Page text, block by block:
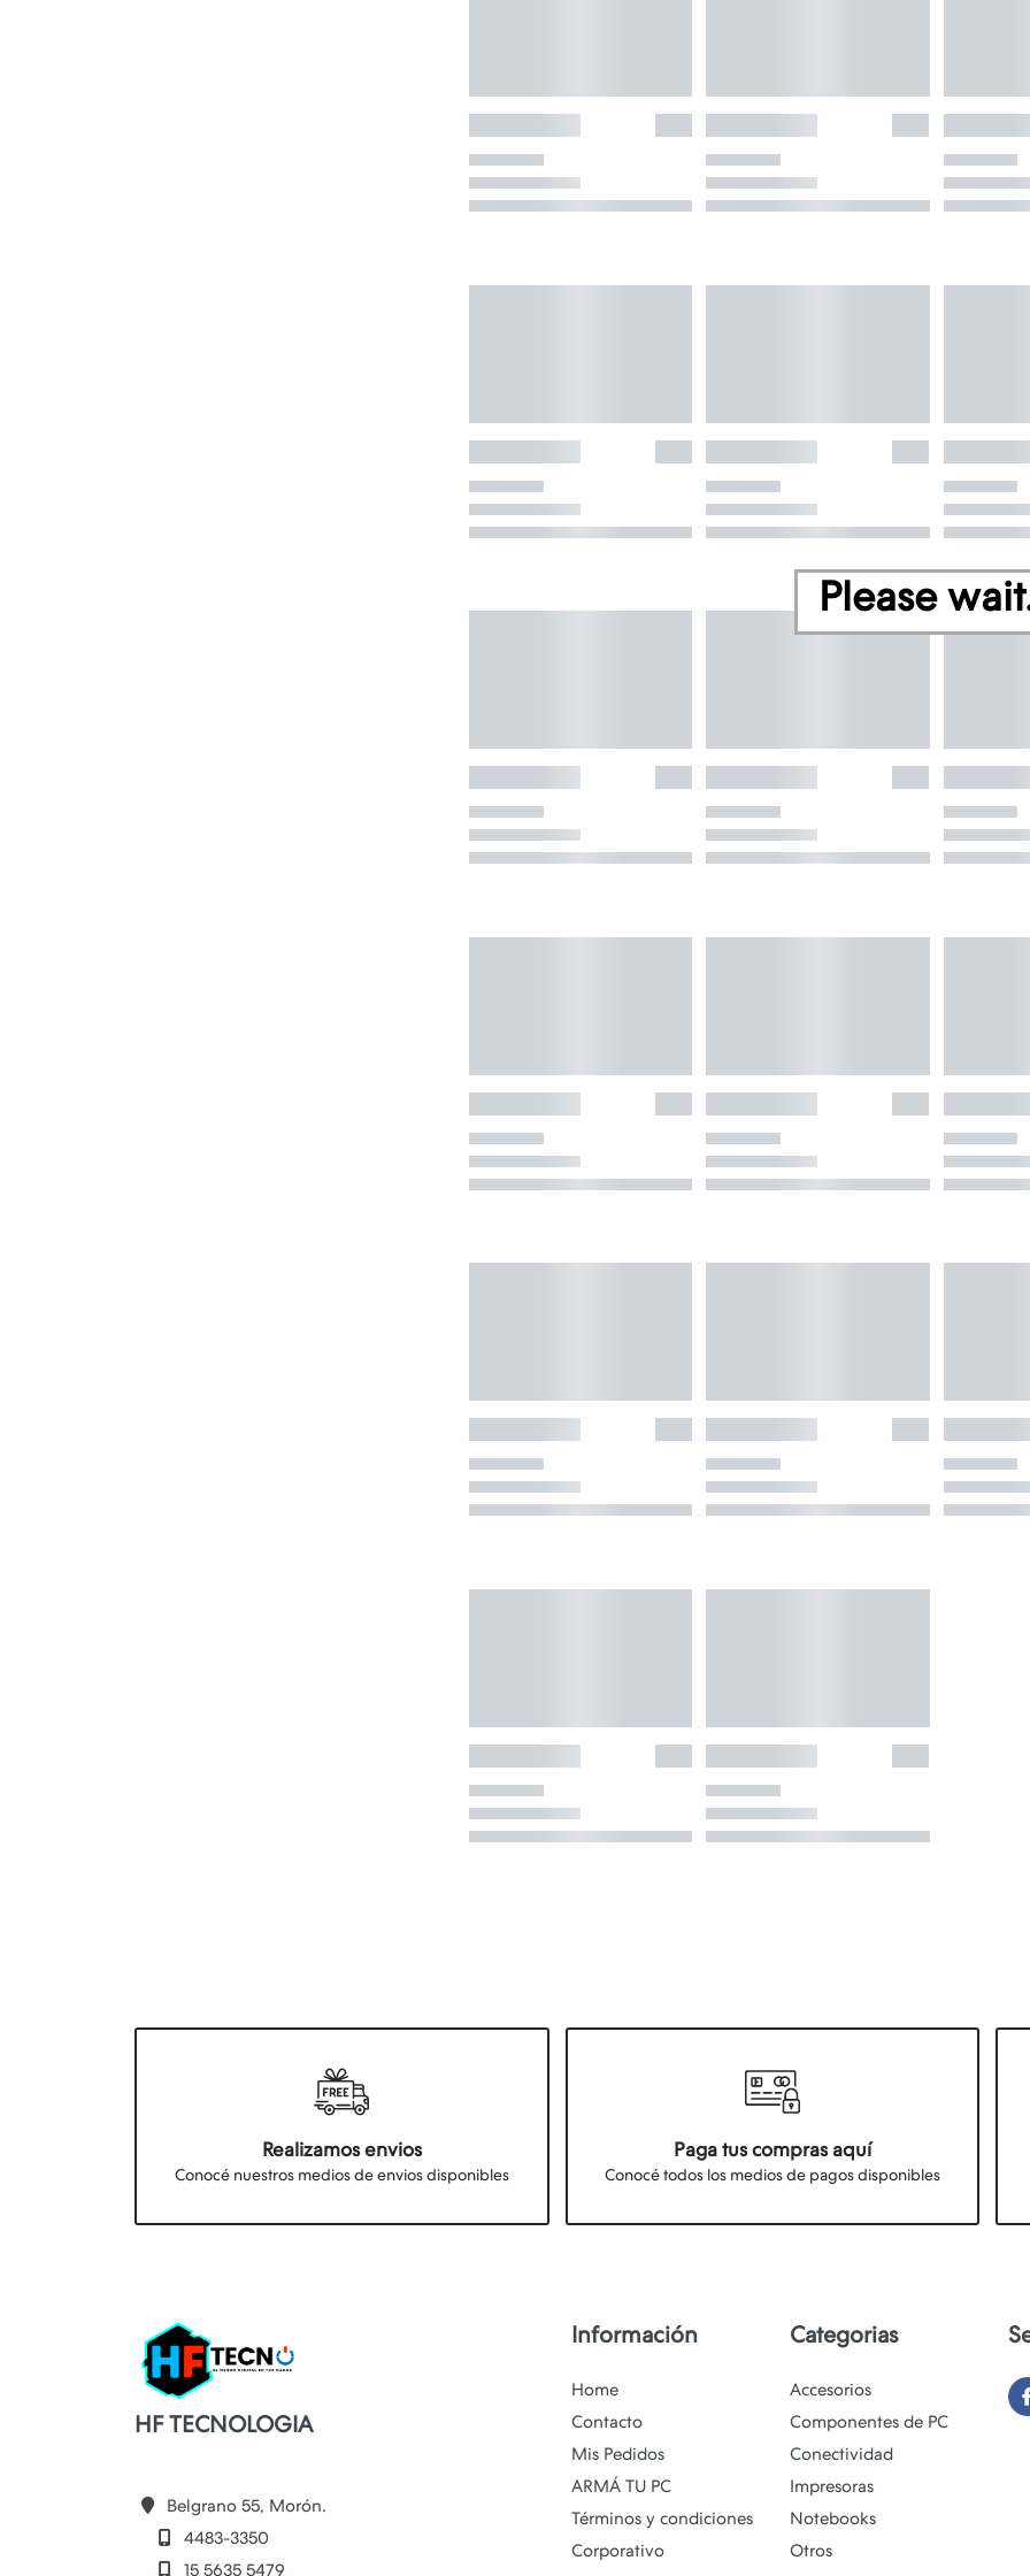
Please
Realizamos envios
Conocé nuestros medios de envios disponibles
Paga tus compras aquí
Conocé todos los medios de pagos disponibles
HF TECNOLOGIA
Belgrano 55, Morón.
4483-3350
15 5635 5479
Información
Home
Contacto
Mis Pedidos
ARMÁ TU PC
Términos y condiciones
Corporativo
Categorias
Accesorios
Componentes de PC
Conectividad
Impresoras
Notebooks
Otros